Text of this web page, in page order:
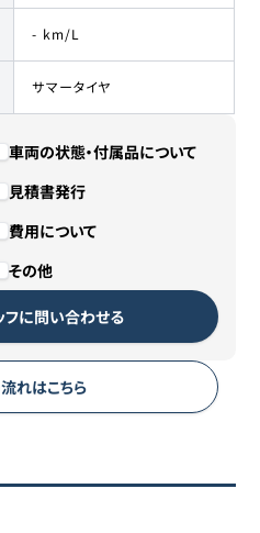
- km/L
サマータイヤ
車両の状態・付属品について
見積書発行
費用について
その他
フに問い合わせる
れはこちら